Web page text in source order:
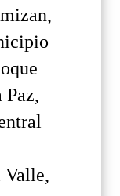
Paz,
Valle,